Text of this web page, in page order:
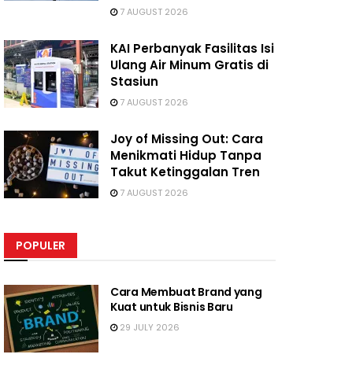
7 AUGUST 2026
KAI Perbanyak Fasilitas Isi
Ulang Air Minum Gratis di
Stasiun
7 AUGUST 2026
Joy of Missing Out: Cara
Menikmati Hidup Tanpa
Takut Ketinggalan Tren
7 AUGUST 2026
POPULER
Cara Membuat Brand yang
Kuat untuk Bisnis Baru
29 JULY 2026